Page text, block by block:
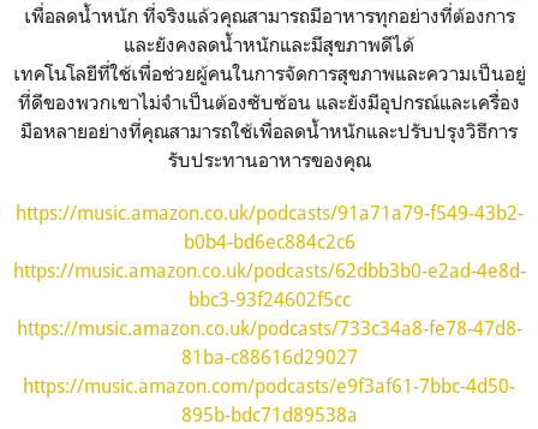
เพื่อลดน้ำหนัก ที่จริงแล้วคุณสามารถมีอาหารทุกอย่างที่ต้องการ
และยังคงลดน้ำหนักและมีสุขภาพดีได้
เทคโนโลยีที่ใช้เพื่อช่วยผู้คนในการจัดการสุขภาพและความเป็นอยู่
ที่ดีของพวกเขาไม่จำเป็นต้องซับซ้อน และยังมีอุปกรณ์และเครื่อง
มือหลายอย่างที่คุณสามารถใช้เพื่อลดน้ำหนักและปรับปรุงวิธีการ
รับประทานอาหารของคุณ
https://music.amazon.co.uk/podcasts/91a71a79-f549-43b2-
b0b4-bd6ec884c2c6
https://music.amazon.co.uk/podcasts/62dbb3b0-e2ad-4e8d-
bbc3-93f24602f5cc
https://music.amazon.co.uk/podcasts/733c34a8-fe78-47d8-
81ba-c88616d29027
https://music.amazon.com/podcasts/e9f3af61-7bbc-4d50-
895b-bdc71d89538a